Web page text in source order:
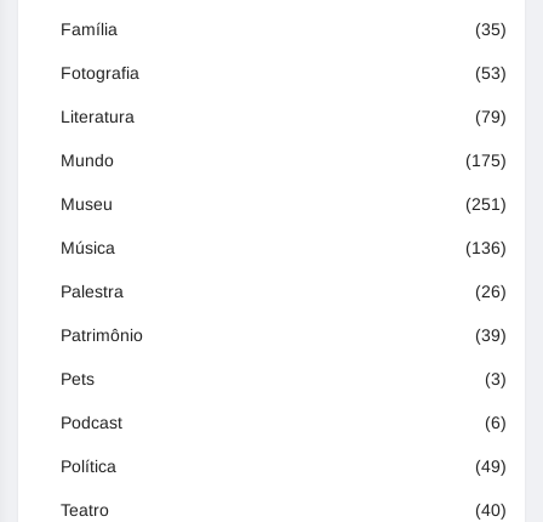
Família (35)
Fotografia (53)
Literatura (79)
Mundo (175)
Museu (251)
Música (136)
Palestra (26)
Patrimônio (39)
Pets (3)
Podcast (6)
Política (49)
Teatro (40)